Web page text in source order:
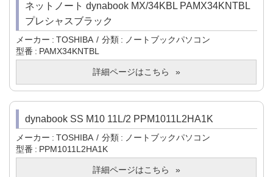
ネットノート dynabook MX/34KBL PAMX34KNTBL
プレシャスブラック
メーカー TOSHIBA 分類
ノートブックパソコン
型番
PAMX34KNTBL
詳細ページはこちら
dynabook SS M10 11L/2 PPM1011L2HA1K
メーカー TOSHIBA 分類
ノートブックパソコン
型番
PPM1011L2HA1K
詳細ページはこちら